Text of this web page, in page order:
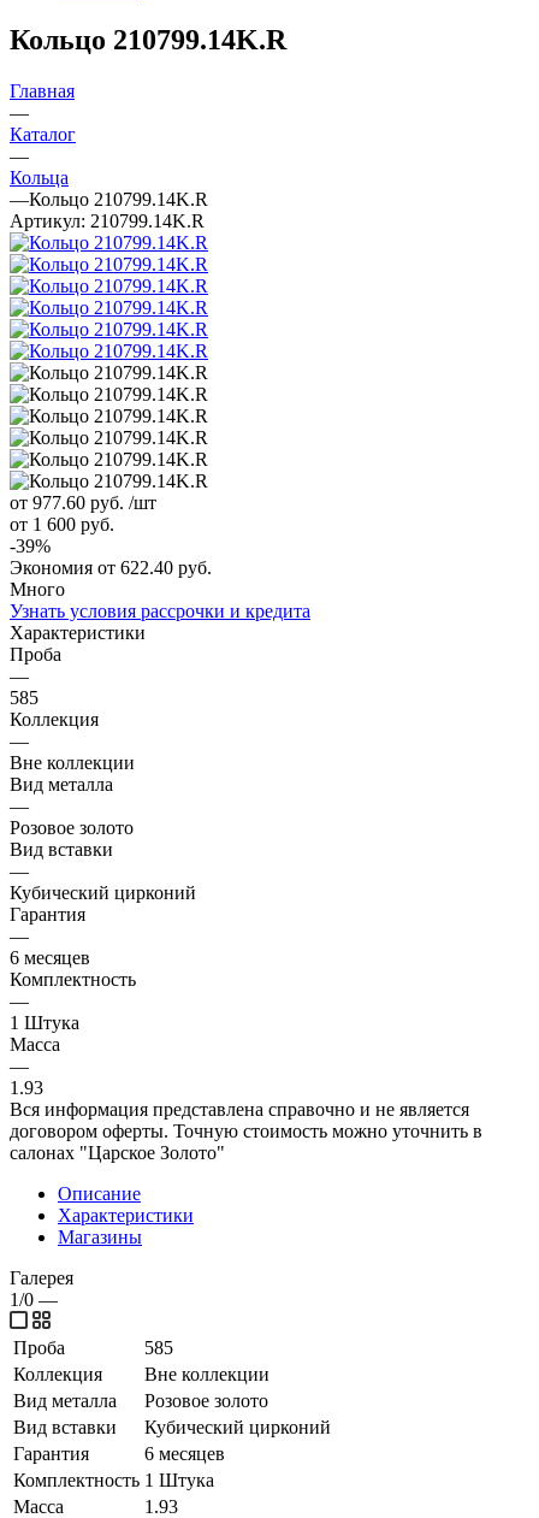
Кольцо 210799.14K.R
Главная
—
Каталог
—
Кольца
—Кольцо 210799.14K.R
Артикул: 210799.14K.R
от 977.60 руб. /шт
от 1 600 руб.
-39%
Экономия от 622.40 руб.
Много
Узнать условия рассрочки и кредита
Характеристики
Проба
—
585
Коллекция
—
Вне коллекции
Вид металла
—
Розовое золото
Вид вставки
—
Кубический цирконий
Гарантия
—
6 месяцев
Комплектность
—
1 Штука
Масса
—
1.93
Вся информация представлена справочно и не является
договором оферты. Точную стоимость можно уточнить в
салонах "Царское Золото"
Описание
Характеристики
Магазины
Галерея
1/0 —
Проба
585
Коллекция
Вне коллекции
Вид металла
Розовое золото
Вид вставки
Кубический цирконий
Гарантия
6 месяцев
Комплектность 1 Штука
Масса
1.93